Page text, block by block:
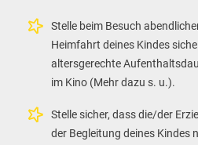
Stelle beim Besuch
Heimfahrt deines Kindes
altersgerechte
im Kino (Mehr dazu s. u.).
Stelle sicher, dass die/der
der Begleitung deines Kindes